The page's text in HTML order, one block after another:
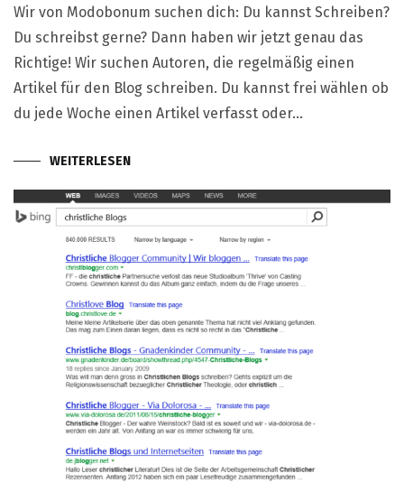
Wir von Modobonum suchen dich: Du kannst Schreiben?
Du schreibst gerne? Dann haben wir jetzt genau das
Richtige! Wir suchen Autoren, die regelmäßig einen
Artikel für den Blog schreiben. Du kannst frei wählen ob
du jede Woche einen Artikel verfasst oder…
WEITERLESEN